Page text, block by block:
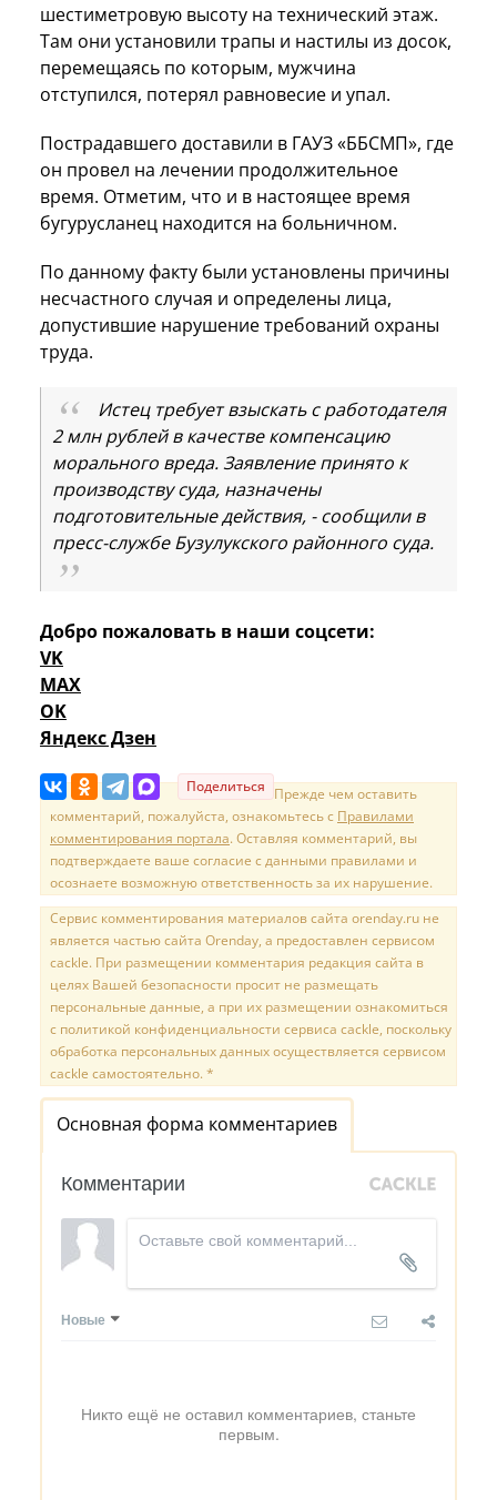
шестиметровую высоту на технический этаж.
Там они установили трапы и настилы из досок,
перемещаясь по которым, мужчина
отступился, потерял равновесие и упал.
Пострадавшего доставили в ГАУЗ «ББСМП», где
он провел на лечении продолжительное
время. Отметим, что и в настоящее время
бугурусланец находится на больничном.
По данному факту были установлены причины
несчастного случая и определены лица,
допустившие нарушение требований охраны
труда.
Истец требует взыскать с работодателя
2 млн рублей в качестве компенсацию
морального вреда. Заявление принято к
производству суда, назначены
подготовительные действия, - сообщили в
пресс-службе Бузулукского районного суда.
Добро пожаловать в наши соцсети:
VK
MAX
OK
Яндекс Дзен
Поделиться Прежде чем оставить
комментарий, пожалуйста, ознакомьтесь с Правилами
комментирования портала. Оставляя комментарий, вы
подтверждаете ваше согласие с данными правилами и
осознаете возможную ответственность за их нарушение.
Сервис комментирования материалов сайта orenday.ru не
является частью сайта Orenday, а предоставлен сервисом
cackle. При размещении комментария редакция сайта в
целях Вашей безопасности просит не размещать
персональные данные, а при их размещении ознакомиться
с политикой конфиденциальности сервиса cackle, поскольку
обработка персональных данных осуществляется сервисом
cackle самостоятельно. *
Основная форма комментариев
Комментарии
Новые
Никто ещё не оставил комментариев, станьте
первым.